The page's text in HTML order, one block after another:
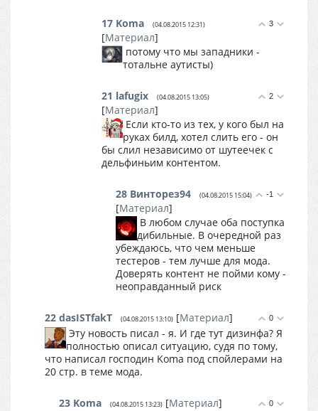
3
17 Koma (04.08.2015 12:31)
[Материал]
потому что мы западники -
тотальне аутисты)
2
21 lafugix (04.08.2015 13:05)
[Материал]
Если кто-то из тех, у кого был на
руках билд, хотел слить его - он
бы слил независимо от шутеечек с
дельфиньим контентом.
-1
28 Винторез94 (04.08.2015 15:04)
[Материал]
В любом случае оба поступка
дибильные. В очередной раз
убеждаюсь, что чем меньше
тестеров - тем лучше для мода.
Доверять контент не пойми кому -
неоправданный риск
0
22 dasISTfakT (04.08.2015 13:10) [Материал]
Эту новость писал - я. И где тут дизинфа? Я
полностью описал ситуацию, судя по тому,
что написал господин Koma под спойлерами на
20 стр. в теме мода.
0
23 Koma (04.08.2015 13:23) [Материал]